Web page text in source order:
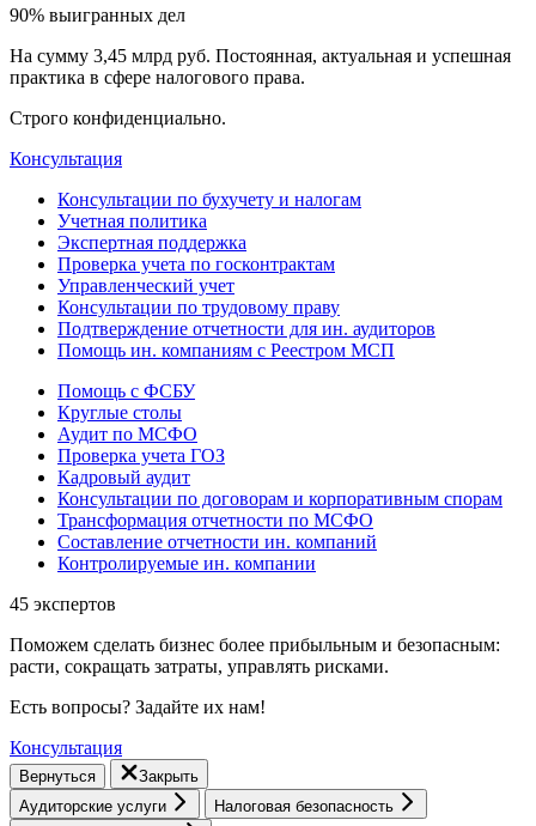
90% выигранных дел
На сумму 3,45 млрд руб. Постоянная, актуальная и успешная
практика в сфере налогового права.
Строго конфиденциально.
Консультация
Консультации по бухучету и налогам
Учетная политика
Экспертная поддержка
Проверка учета по госконтрактам
Управленческий учет
Консультации по трудовому праву
Подтверждение отчетности для ин. аудиторов
Помощь ин. компаниям с Реестром МСП
Помощь с ФСБУ
Круглые столы
Аудит по МСФО
Проверка учета ГОЗ
Кадровый аудит
Консультации по договорам и корпоративным спорам
Трансформация отчетности по МСФО
Составление отчетности ин. компаний
Контролируемые ин. компании
45 экспертов
Поможем сделать бизнес более прибыльным и безопасным:
расти, cокращать затраты, управлять рисками.
Есть вопросы? Задайте их нам!
Консультация
Вернуться
Закрыть
Аудиторские услуги
Налоговая безопасность